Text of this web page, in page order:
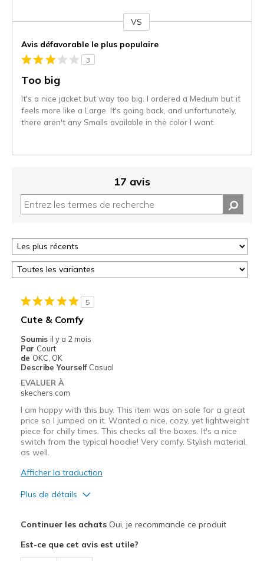
projecteur
sur
les
VS
Avis défavorable le plus populaire
3
Too big
It's a nice jacket but way too big. I ordered a Medium but it
feels more like a Large. It's going back, and unfortunately,
there aren't any Smalls available in the color I want.
17 avis
5
Cute & Comfy
Soumis il y a 2 mois
Par Court
de OKC, OK
Describe Yourself Casual
EVALUER À
skechers.com
I am happy with this buy. This item was on sale for a great
price so I jumped on it. Wanted a nice, cozy, yet lightweight
piece for chilly times. This checks all the boxes. It's a nice
switch from the typical hoodie! Very comfy. Stylish material,
as well.
Afficher la traduction
Plus de détails
Breathe Well
Continuer les achatsOui, je recommande ce produit
Est-ce que cet avis est utile?